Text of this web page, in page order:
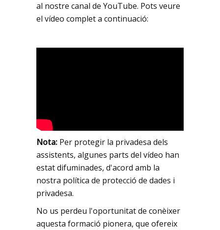
al nostre canal de YouTube. Pots veure
el vídeo complet a continuació:
Nota: Per protegir la privadesa dels
assistents, algunes parts del vídeo han
estat difuminades, d'acord amb la
nostra política de protecció de dades i
privadesa.
No us perdeu l'oportunitat de conèixer
aquesta formació pionera, que ofereix